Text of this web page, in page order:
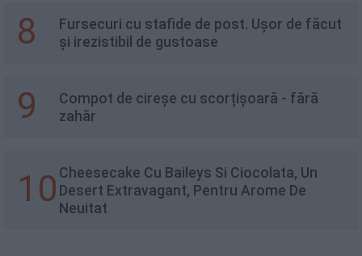
8
Fursecuri cu stafide de post. Ușor de făcut
și irezistibil de gustoase
9
Compot de cireșe cu scorțișoară - fără
zahăr
10 Cheesecake Cu Baileys Si Ciocolata, Un
Desert Extravagant, Pentru Arome De
Neuitat